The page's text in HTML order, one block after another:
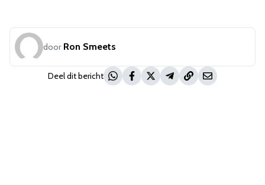
door Ron Smeets
Deel dit bericht